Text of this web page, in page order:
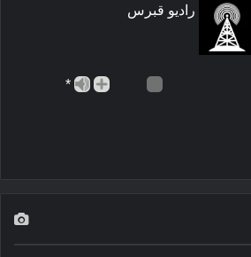
رادیو قبرس
*